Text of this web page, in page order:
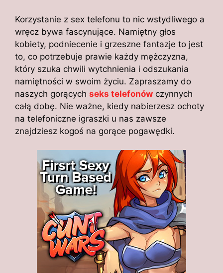
Korzystanie z sex telefonu to nic wstydliwego a
wręcz bywa fascynujące. Namiętny głos
kobiety, podniecenie i grzeszne fantazje to jest
to, co potrzebuje prawie każdy mężczyzna,
który szuka chwili wytchnienia i odszukania
namiętności w swoim życiu. Zapraszamy do
naszych gorących seks telefonów czynnych
całą dobę. Nie ważne, kiedy nabierzesz ochoty
na telefoniczne igraszki u nas zawsze
znajdziesz kogoś na gorące pogawędki.